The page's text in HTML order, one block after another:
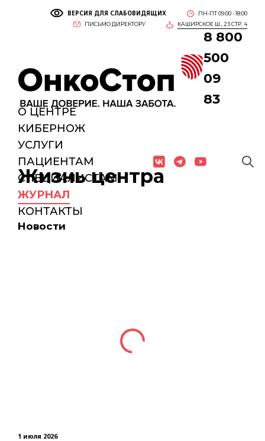
ВЕРСИЯ ДЛЯ СЛАБОВИДЯЩИХ
ПН-ПТ 09:00 - 18:00
ПИСЬМО ДИРЕКТОРУ
КАШИРСКОЕ Ш., 23 СТР. 4
8 800
500
09
83
О ЦЕНТРЕ
КИБЕРНОЖ
УСЛУГИ
ПАЦИЕНТАМ
СПЕЦИАЛИСТАМ
ЖУРНАЛ
КОНТАКТЫ
Жизнь центра
Новости
1 июля 2026